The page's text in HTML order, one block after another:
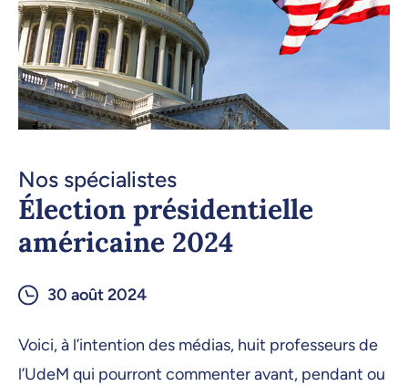
Nos spécialistes
Élection présidentielle
américaine 2024
30 août 2024
Voici, à l’intention des médias, huit professeurs de
l’UdeM qui pourront commenter avant, pendant ou